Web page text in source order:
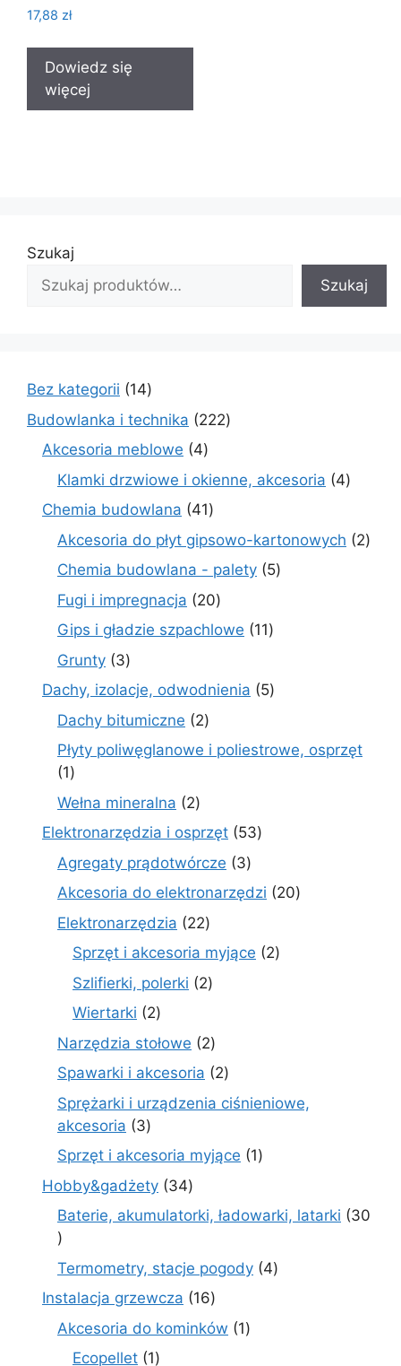
17,88 zł
Dowiedz się
więcej
Szukaj
Szukaj
Bez kategorii 1414
produktów
Budowlanka i technika 222222
Akcesoria meblowe 44
produkty
Klamki drzwiowe i okienne, akcesoria 44
Chemia budowlana 4141
produktów
Akcesoria do płyt gipsowo-kartonowych 22
Chemia budowlana - palety 55
Fugi i impregnacja 2020
produktów
Gips i gładzie szpachlowe 1111
Grunty 33
produkty
Dachy, izolacje, odwodnienia 55
Dachy bitumiczne 22
produkty
Płyty poliwęglanowe i poliestrowe, osprzęt
11
produkt
Wełna mineralna 22
produkty
Elektronarzędzia i osprzęt 5353
Agregaty prądotwórcze 33
produkty
Akcesoria do elektronarzędzi 2020
Elektronarzędzia 2222
produkty
Sprzęt i akcesoria myjące 22
Szlifierki, polerki 22
Wiertarki 22
produkty
Narzędzia stołowe 22
produkty
Spawarki i akcesoria 22
produkty
Sprężarki i urządzenia ciśnieniowe,
akcesoria
33
produkty
Sprzęt i akcesoria myjące 11
Hobby&gadżety 3434
produkty
Baterie, akumulatorki, ładowarki, latarki
30
30
produktów
Termometry, stacje pogody 44
Instalacja grzewcza 1616
produktów
Akcesoria do kominków 11
Ecopellet 11